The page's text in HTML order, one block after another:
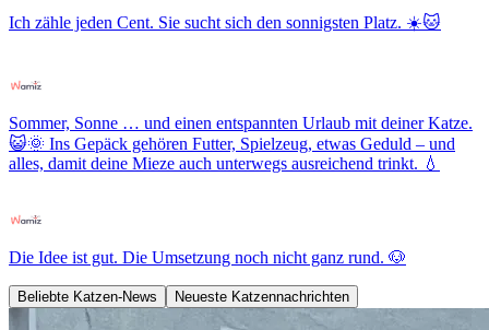
Ich zähle jeden Cent. Sie sucht sich den sonnigsten Platz. ☀️🐱
Sommer, Sonne … und einen entspannten Urlaub mit deiner Katze.
😺🌞 Ins Gepäck gehören Futter, Spielzeug, etwas Geduld – und
alles, damit deine Mieze auch unterwegs ausreichend trinkt. 💧
Die Idee ist gut. Die Umsetzung noch nicht ganz rund. 🐶
Beliebte Katzen-News Neueste Katzennachrichten